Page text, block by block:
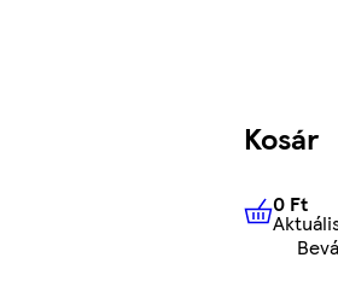
Kosár
0 Ft
0 Ft